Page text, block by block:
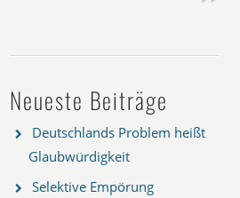
Neueste Beiträge
Deutschlands Problem heißt
Glaubwürdigkeit
Selektive Empörung